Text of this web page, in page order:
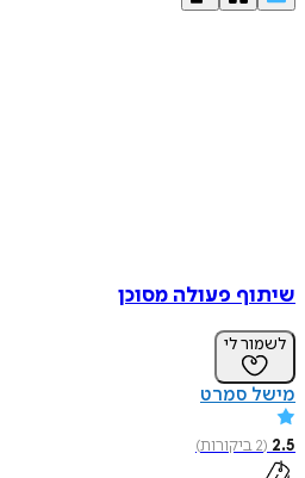
שיתוף פעולה מסוכן
לשמור לי
מישל סמרט
2.5
(
2ביקורות)